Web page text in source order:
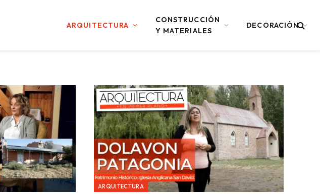
ARQUITECTURA
CONSTRUCCIÓN
Y MATERIALES
DECORACIÓN
ARQUITECTURA